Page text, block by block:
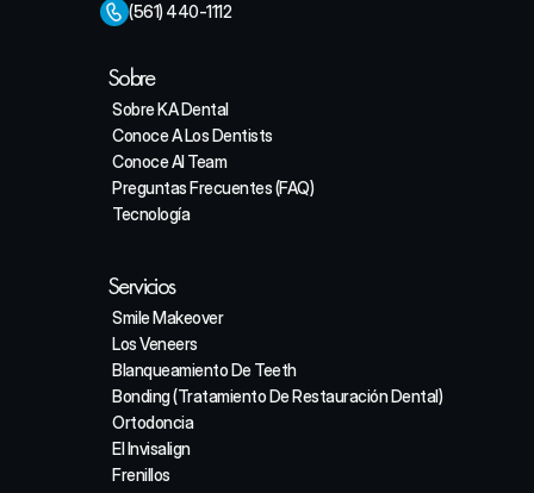
(561) 440-1112
Sobre
Sobre KA Dental
Conoce A Los Dentists
Conoce Al Team
Preguntas Frecuentes (FAQ)
Tecnología
Servicios
Smile Makeover
Los Veneers
Blanqueamiento De Teeth
Bonding (Tratamiento De Restauración Dental)
Ortodoncia
El Invisalign
Frenillos